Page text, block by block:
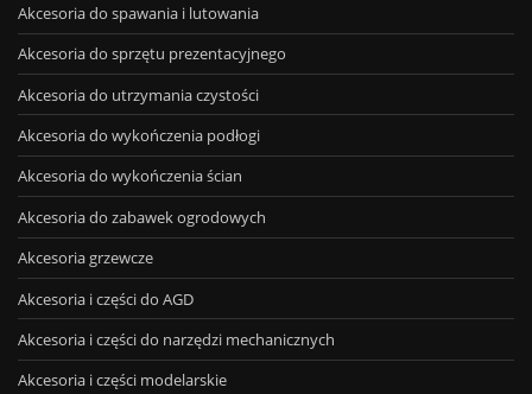
Akcesoria do spawania i lutowania
Akcesoria do sprzętu prezentacyjnego
Akcesoria do utrzymania czystości
Akcesoria do wykończenia podłogi
Akcesoria do wykończenia ścian
Akcesoria do zabawek ogrodowych
Akcesoria grzewcze
Akcesoria i części do AGD
Akcesoria i części do narzędzi mechanicznych
Akcesoria i części modelarskie